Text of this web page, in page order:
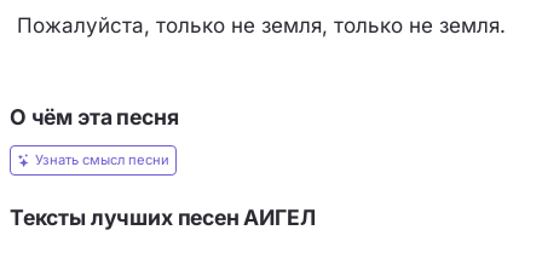
Пожалуйста, только не земля, только не земля.
О чём эта песня
Узнать смысл песни
Тексты лучших песен АИГЕЛ